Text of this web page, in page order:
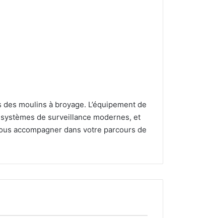
moulins à broyage. L’équipement de
de surveillance modernes, et
accompagner dans votre parcours de